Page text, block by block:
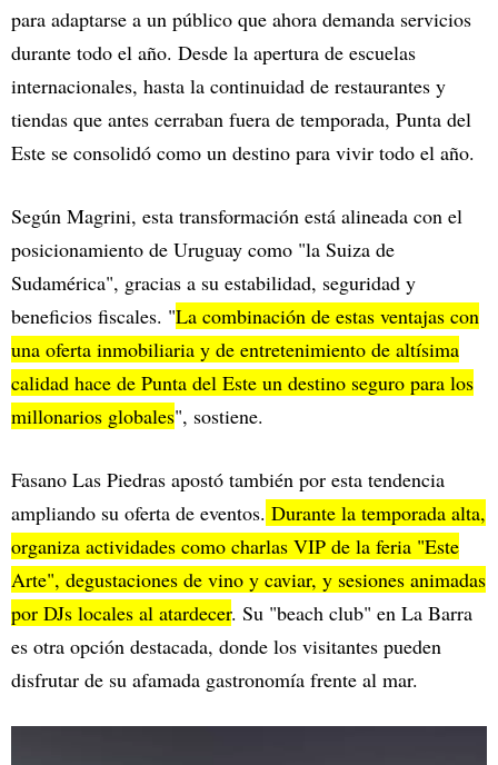
para adaptarse a un público que ahora demanda servicios
durante todo el año. Desde la apertura de escuelas
internacionales, hasta la continuidad de restaurantes y
tiendas que antes cerraban fuera de temporada, Punta del
Este se consolidó como un destino para vivir todo el año.
Según Magrini, esta transformación está alineada con el
posicionamiento de Uruguay como "la Suiza de
Sudamérica", gracias a su estabilidad, seguridad y
beneficios fiscales. "La combinación de estas ventajas con
una oferta inmobiliaria y de entretenimiento de altísima
calidad hace de Punta del Este un destino seguro para los
millonarios globales", sostiene.
Fasano Las Piedras apostó también por esta tendencia
ampliando su oferta de eventos. Durante la temporada alta,
organiza actividades como charlas VIP de la feria "Este
Arte", degustaciones de vino y caviar, y sesiones animadas
por DJs locales al atardecer. Su "beach club" en La Barra
es otra opción destacada, donde los visitantes pueden
disfrutar de su afamada gastronomía frente al mar.